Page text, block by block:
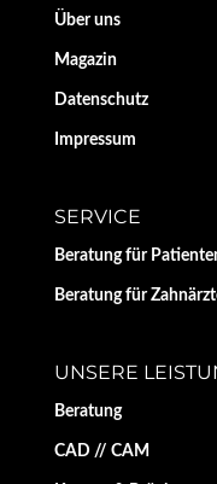
Über uns
Magazin
Datenschutz
Impressum
SERVICE
Beratung für
Beratung für
UNSERE
Beratung
CAD // CAM